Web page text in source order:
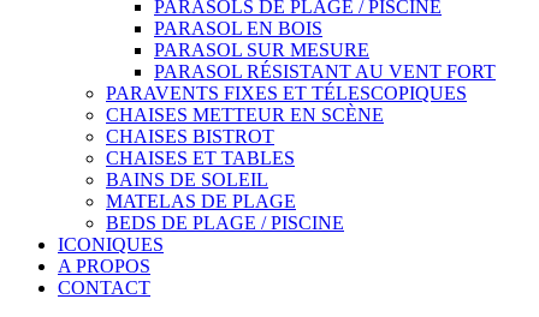
PARASOLS DE PLAGE / PISCINE
PARASOL EN BOIS
PARASOL SUR MESURE
PARASOL RÉSISTANT AU VENT FORT
PARAVENTS FIXES ET TÉLESCOPIQUES
CHAISES METTEUR EN SCÈNE
CHAISES BISTROT
CHAISES ET TABLES
BAINS DE SOLEIL
MATELAS DE PLAGE
BEDS DE PLAGE / PISCINE
ICONIQUES
A PROPOS
CONTACT